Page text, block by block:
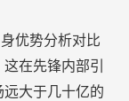
优势分析对比
在先锋内部引
大于几十亿的